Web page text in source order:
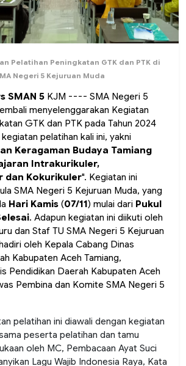
Pelatihan Peningkatan GTK dan PTK di
Negeri 5 Kejuruan Muda
SMAN 5 KJM ---- SMA Negeri 5
menyelenggarakan Kegiatan
GTK dan PTK pada Tahun 2024
pelatihan kali ini, yakni
Keragaman Budaya Tamiang
Intrakurikuler,
dan Kokurikuler". Kegiatan ini
SMA Negeri 5 Kejuruan Muda, yang
Hari Kamis (07/11) mulai dari Pukul
. Adapun kegiatan ini diikuti oleh
dan Staf TU SMA Negeri 5 Kejuruan
oleh Kepala Cabang Dinas
Kabupaten Aceh Tamiang,
Pendidikan Daerah Kabupaten Aceh
Pembina dan Komite SMA Negeri 5
pelatihan ini diawali dengan kegiatan
peserta pelatihan dan tamu
oleh MC, Pembacaan Ayat Suci
Lagu Wajib Indonesia Raya, Kata